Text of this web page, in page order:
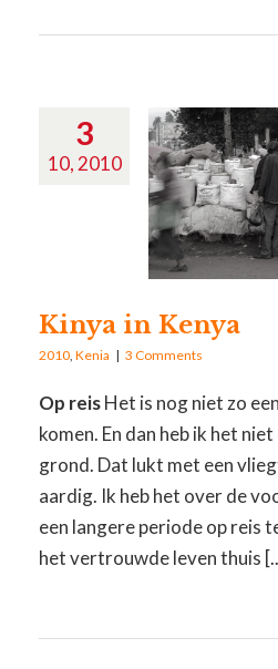
3
10, 2010
Kinya in Kenya
2010 ,Kenia | 3 Comments
Op reisHet is nog niet zo
komen. En dan heb ik het
grond. Dat lukt met een
aardig. Ik heb het over de
een langere periode op reis
het vertrouwde leven thuis